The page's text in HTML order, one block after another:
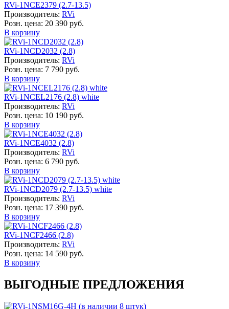
RVi-1NCE2379 (2.7-13.5)
Производитель: RVi
Розн. цена: 20 390 руб.
В корзину
RVi-1NCD2032 (2.8)
Производитель: RVi
Розн. цена: 7 790 руб.
В корзину
RVi-1NCEL2176 (2.8) white
Производитель: RVi
Розн. цена: 10 190 руб.
В корзину
RVi-1NCE4032 (2.8)
Производитель: RVi
Розн. цена: 6 790 руб.
В корзину
RVi-1NCD2079 (2.7-13.5) white
Производитель: RVi
Розн. цена: 17 390 руб.
В корзину
RVi-1NCF2466 (2.8)
Производитель: RVi
Розн. цена: 14 590 руб.
В корзину
ВЫГОДНЫЕ ПРЕДЛОЖЕНИЯ